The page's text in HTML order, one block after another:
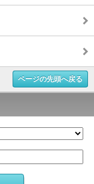
ページの先頭へ戻る